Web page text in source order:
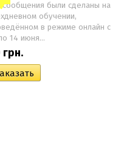
сообщения были сделаны на
обучении,
в режиме онлайн с
14 июня...
грн.